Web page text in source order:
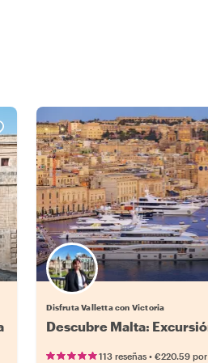
Disfruta Valletta con Victoria
Descubre Malta:
113 reseñas •€220.59